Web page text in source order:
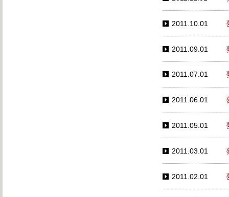
2011.10.01
2011.09.01
2011.07.01
2011.06.01
2011.05.01
2011.03.01
2011.02.01